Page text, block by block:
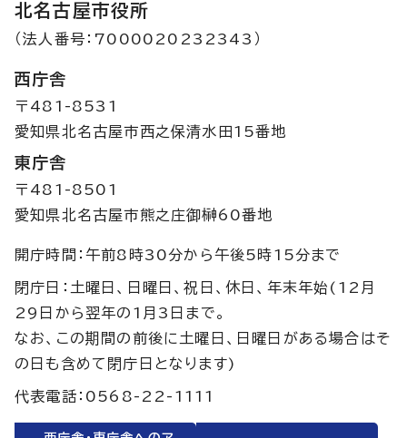
北名古屋市役所
（法人番号：7000020232343）
西庁舎
〒481-8531
愛知県北名古屋市西之保清水田15番地
東庁舎
〒481-8501
愛知県北名古屋市熊之庄御榊60番地
開庁時間：午前8時30分から午後5時15分まで
閉庁日：土曜日、日曜日、祝日、休日、年末年始(12月
29日から翌年の1月3日まで。
なお、この期間の前後に土曜日、日曜日がある場合はそ
の日も含めて閉庁日となります)
代表電話：0568-22-1111